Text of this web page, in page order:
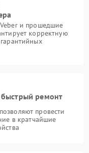
и прошедшие
корректную
быстрый ремонт
провести
в кратчайшие